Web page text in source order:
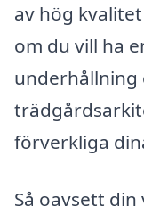
av hög
om du vill ha
underhållning
förverkliga
Så oavsett